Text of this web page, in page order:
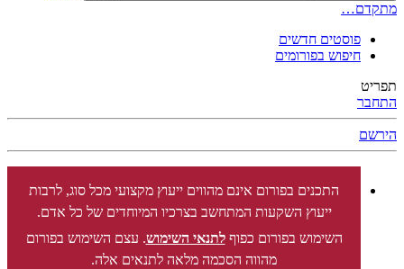
מתקדם…
פוסטים חדשים
חיפוש בפורומים
תפריט
התחבר
הירשם
התכנים בפורום אינם מהווים ייעוץ מקצועי מכל סוג, לרבות
ייעוץ השקעות המתחשב בצרכיו המיוחדים של כל אדם.
השימוש בפורום כפוףלתנאי השימוש. עצם השימוש בפורום
מהווה הסכמה מלאה לתנאים אלה.